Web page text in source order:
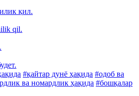
қил.
qil.
#қайтар дунё ҳақида #одоб ва
ва номардлик ҳақида #бошқалар